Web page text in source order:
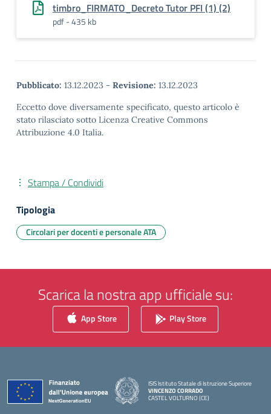
timbro_FIRMATO_Decreto Tutor PFI (1) (2)
pdf - 435 kb
Pubblicato: 13.12.2023 - Revisione: 13.12.2023
Eccetto dove diversamente specificato, questo articolo è
stato rilasciato sotto Licenza Creative Commons
Attribuzione 4.0 Italia.
Stampa / Condividi
Tipologia
Circolari per docenti e personale ATA
Scarica la nostra app ufficiale su:
App Store Play Store
ISIS Istituto Statale di Istruzione Superiore
VINCENZO CORRADO
CASTEL VOLTURNO (CE)